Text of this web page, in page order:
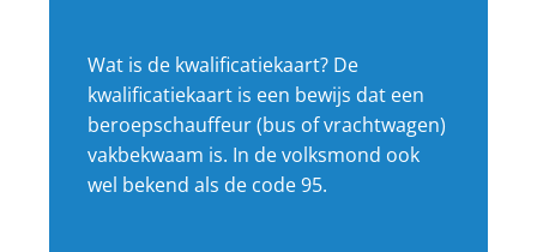
Wat is de kwalificatiekaart? De
kwalificatiekaart is een bewijs dat een
beroepschauffeur (bus of vrachtwagen)
vakbekwaam is. In de volksmond ook
wel bekend als de code 95.